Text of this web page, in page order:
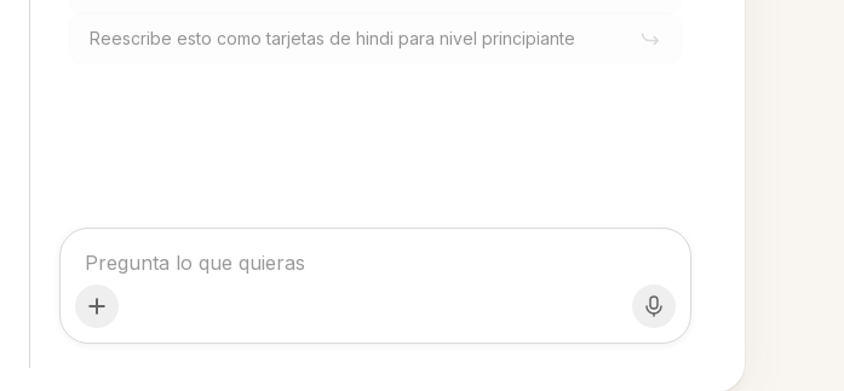
Reescribe esto como tarjetas de hindi para nivel principiante